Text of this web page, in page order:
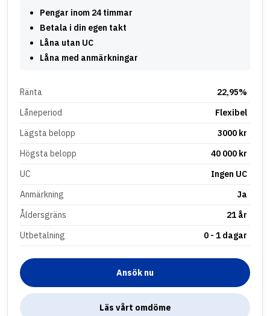
Pengar inom 24 timmar
Betala i din egen takt
Låna utan UC
Låna med anmärkningar
Ränta
22,95%
Låneperiod
Flexibel
Lägsta belopp
3000 kr
Högsta belopp
40 000 kr
UC
Ingen UC
Anmärkning
Ja
Åldersgräns
21 år
Utbetalning
0 - 1 dagar
Ansök nu
Läs vårt omdöme